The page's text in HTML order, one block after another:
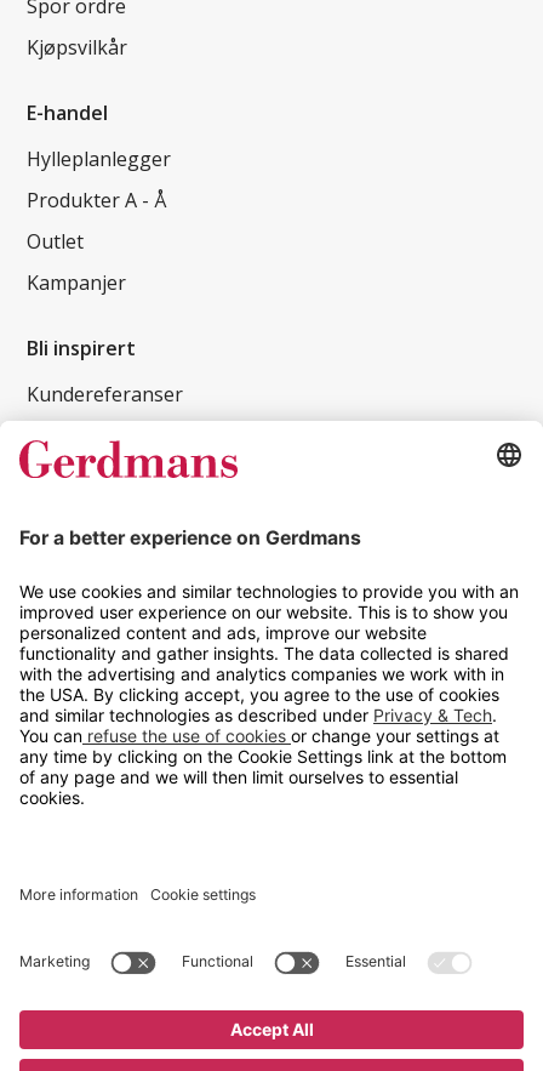
8 295 kr
Spor ordre
Kjøpsvilkår
E-handel
Hylleplanlegger
Produkter A - Å
Outlet
Kampanjer
Bli inspirert
Kundereferanser
Magasin
Tips og guider
Kontakt
info@gerdmans.no
67 80 56 20
Åpningstid
Hverdager 08:00-16:00